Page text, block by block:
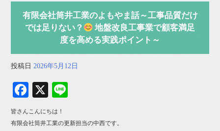
有限会社筒井工業のよもやま話～工事品質だけ
では足りない？
地盤改良工事業で顧客満足
度を高める実践ポイント～
投稿日 2026年5月12日
Fa
ce
bo
X
皆さんこんにちは！
有限会社筒井工業の更新担当の中西です。